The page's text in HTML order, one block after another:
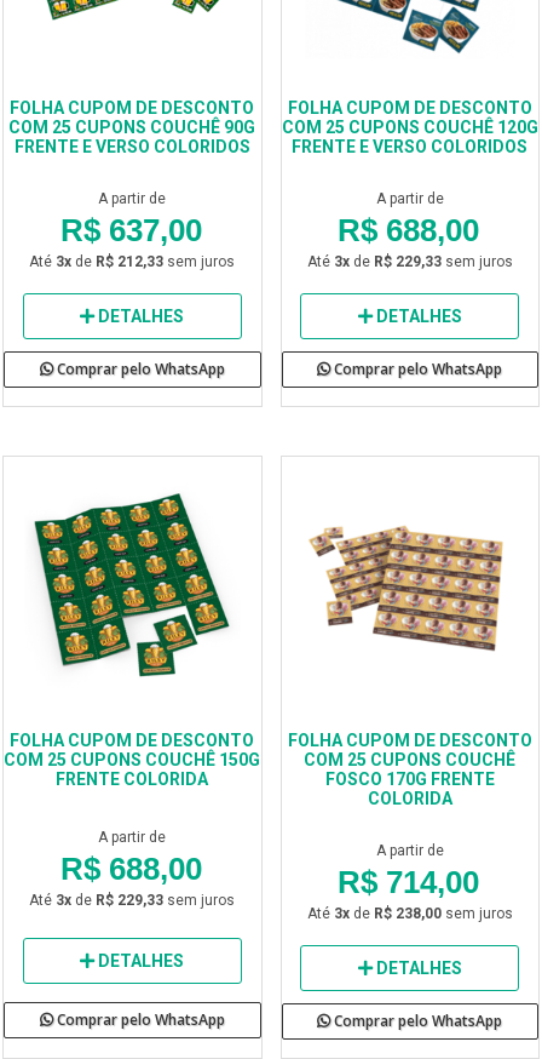
FOLHA CUPOM DE DESCONTO
COM 25 CUPONS COUCHÊ 90G
FRENTE E VERSO COLORIDOS
A partir de
R$ 637,00
Até 3x de R$ 212,33 sem juros
DETALHES
Comprar pelo WhatsApp
FOLHA CUPOM DE DESCONTO
COM 25 CUPONS COUCHÊ 120G
FRENTE E VERSO COLORIDOS
A partir de
R$ 688,00
Até 3xde R$ 229,33sem juros
DETALHES
Comprar pelo WhatsApp
FOLHA CUPOM DE DESCONTO
COM 25 CUPONS COUCHÊ 150G
FRENTE COLORIDA
A partir de
R$ 688,00
Até 3x de R$ 229,33 sem juros
DETALHES
Comprar pelo WhatsApp
FOLHA CUPOM DE DESCONTO
COM 25 CUPONS COUCHÊ
FOSCO 170G FRENTE
COLORIDA
A partir de
R$ 714,00
Até 3xde R$ 238,00sem juros
DETALHES
Comprar pelo WhatsApp